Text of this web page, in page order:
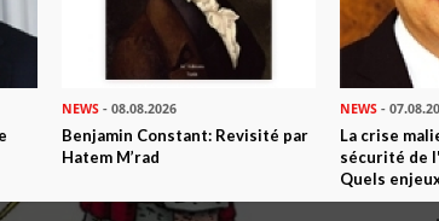
NEWS - 08.08.2026
Benjamin Constant: Revisité par
Hatem M’rad
NEWS-
La crise
sécurité de
Quels